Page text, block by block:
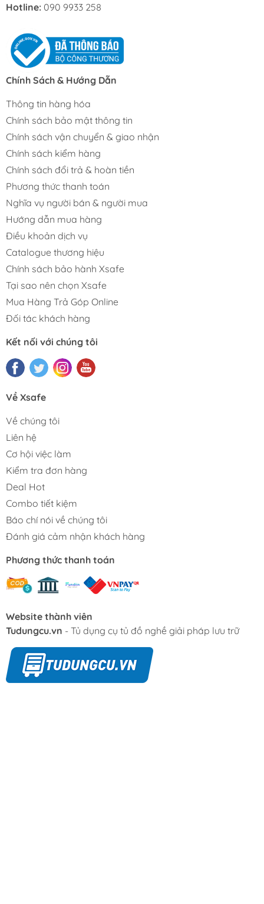
Hotline: 090 9933 258
Chính Sách & Hướng Dẫn
Thông tin hàng hóa
Chính sách bảo mật thông tin
Chính sách vận chuyển & giao nhận
Chính sách kiểm hàng
Chính sách đổi trả & hoàn tiền
Phương thức thanh toán
Nghĩa vụ người bán & người mua
Hướng dẫn mua hàng
Điều khoản dịch vụ
Catalogue thương hiệu
Chính sách bảo hành Xsafe
Tại sao nên chọn Xsafe
Mua Hàng Trả Góp Online
Đối tác khách hàng
Kết nối với chúng tôi
Về Xsafe
Về chúng tôi
Liên hệ
Cơ hội việc làm
Kiểm tra đơn hàng
Deal Hot
Combo tiết kiệm
Báo chí nói về chúng tôi
Đánh giá cảm nhận khách hàng
Phương thức thanh toán
Website thành viên
Tudungcu.vn - Tủ dụng cụ tủ đồ nghề giải pháp lưu trữ